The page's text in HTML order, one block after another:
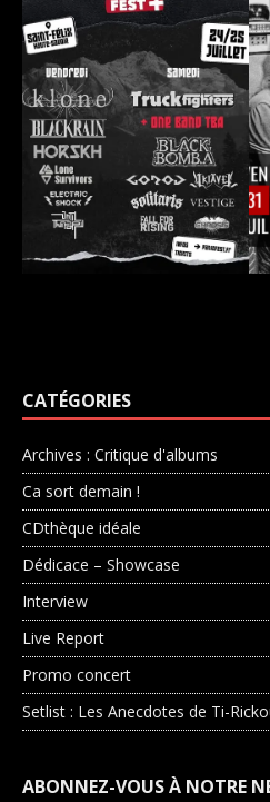
CATÉGORIES
Archives : Critique d'albums
Ca sort demain !
CDthèque idéale
Dédicace – Showcase
Interview
Live Report
Promo concert
Setlist : Les Anecdotes de Ti-
ABONNEZ-VOUS À NOTRE